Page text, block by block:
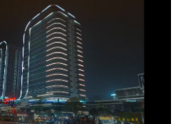
仁和商会大厦